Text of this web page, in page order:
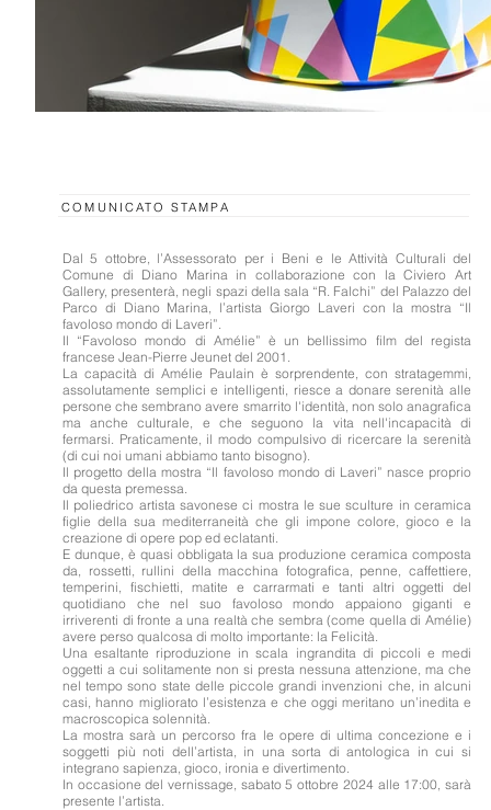
COMUNICATO STAMPA
Dal 5 ottobre, l’Assessorato per i Beni e le Attività Culturali del
Comune di Diano Marina in collaborazione con la Civiero Art
Gallery, presenterà, negli spazi della sala “R. Falchi” del Palazzo del
Parco di Diano Marina, l’artista Giorgo Laveri con la mostra “Il
favoloso mondo di Laveri”.
Il “Favoloso mondo di Amélie” è un bellissimo film del regista
francese Jean-Pierre Jeunet del 2001.
La capacità di Amélie Paulain è sorprendente, con stratagemmi,
assolutamente semplici e intelligenti, riesce a donare serenità alle
persone che sembrano avere smarrito l'identità, non solo anagrafica
ma anche culturale, e che seguono la vita nell'incapacità di
fermarsi. Praticamente, il modo compulsivo di ricercare la serenità
(di cui noi umani abbiamo tanto bisogno).
Il progetto della mostra “Il favoloso mondo di Laveri” nasce proprio
da questa premessa.
Il poliedrico artista savonese ci mostra le sue sculture in ceramica
figlie della sua mediterraneità che gli impone colore, gioco e la
creazione di opere pop ed eclatanti.
E dunque, è quasi obbligata la sua produzione ceramica composta
da, rossetti, rullini della macchina fotografica, penne, caffettiere,
temperini, fischietti, matite e carrarmati e tanti altri oggetti del
quotidiano che nel suo favoloso mondo appaiono giganti e
irriverenti di fronte a una realtà che sembra (come quella di Amélie)
avere perso qualcosa di molto importante: la Felicità.
Una esaltante riproduzione in scala ingrandita di piccoli e medi
oggetti a cui solitamente non si presta nessuna attenzione, ma che
nel tempo sono state delle piccole grandi invenzioni che, in alcuni
casi, hanno migliorato l’esistenza e che oggi meritano un’inedita e
macroscopica solennità.
La mostra sarà un percorso fra le opere di ultima concezione e i
soggetti più noti dell’artista, in una sorta di antologica in cui si
integrano sapienza, gioco, ironia e divertimento.
In occasione del vernissage, sabato 5 ottobre 2024 alle 17:00, sarà
presente l’artista.